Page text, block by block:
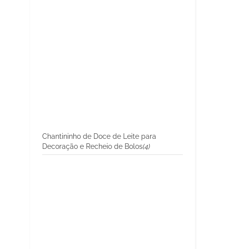
Chantininho de Doce de Leite para
Decoração e Recheio de Bolos(4)